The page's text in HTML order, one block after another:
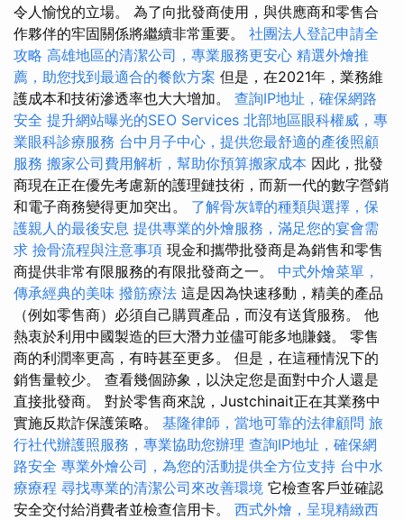
令人愉悅的立場。 為了向批發商使用，與供應商和零售合
作夥伴的牢固關係將繼續非常重要。 社團法人登記申請全
攻略 高雄地區的清潔公司，專業服務更安心 精選外燴推
薦，助您找到最適合的餐飲方案 但是，在2021年，業務維
護成本和技術滲透率也大大增加。 查詢IP地址，確保網路
安全 提升網站曝光的SEO Services 北部地區眼科權威，專
業眼科診療服務 台中月子中心，提供您最舒適的產後照顧
服務 搬家公司費用解析，幫助你預算搬家成本 因此，批發
商現在正在優先考慮新的護理鏈技術，而新一代的數字營銷
和電子商務變得更加突出。 了解骨灰罈的種類與選擇，保
護親人的最後安息 提供專業的外燴服務，滿足您的宴會需
求 撿骨流程與注意事項 現金和攜帶批發商是為銷售和零售
商提供非常有限服務的有限批發商之一。 中式外燴菜單，
傳承經典的美味 撥筋療法 這是因為快速移動，精美的產品
（例如零售商）必須自己購買產品，而沒有送貨服務。 他
熱衷於利用中國製造的巨大潛力並儘可能多地賺錢。 零售
商的利潤率更高，有時甚至更多。 但是，在這種情況下的
銷售量較少。 查看幾個跡象，以決定您是面對中介人還是
直接批發商。 對於零售商來說，Justchinait正在其業務中
實施反欺詐保護策略。 基隆律師，當地可靠的法律顧問 旅
行社代辦護照服務，專業協助您辦理 查詢IP地址，確保網
路安全 專業外燴公司，為您的活動提供全方位支持 台中水
療療程 尋找專業的清潔公司來改善環境 它檢查客戶並確認
安全交付給消費者並檢查信用卡。 西式外燴，呈現精緻西